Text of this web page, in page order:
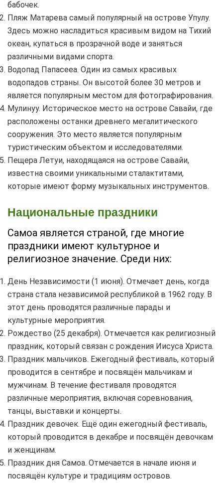
бабочек.
Пляж Матарева самый популярный на острове Упулу.
Здесь можно насладиться красивым видом на Тихий
океан, купаться в прозрачной воде и заняться
различными видами спорта.
Водопад Папасееа. Один из самых красивых
водопадов страны. Он высотой более 30 метров и
является популярным местом для фотографирования.
Мулинуу. Историческое место на острове Савайи, где
расположены останки древнего мегалитического
сооружения. Это место является популярным
туристическим объектом и исследователями.
Пещера Летуи, находящаяся на острове Савайи,
известна своими уникальными сталактитами,
которые имеют форму музыкальных инструментов.
Национальные праздники
Самоа является страной, где многие
праздники имеют культурное и
религиозное значение. Среди них:
День Независимости (1 июня). Отмечает день, когда
страна стала независимой республикой в 1962 году. В
этот день проводятся различные парады и
культурные мероприятия.
Рождество (25 декабря). Отмечается как религиозный
праздник, который связан с рождения Иисуса Христа.
Праздник мальчиков. Ежегодный фестиваль, который
проводится в сентябре и посвящён мальчикам и
мужчинам. В течение фестиваля проводятся
различные мероприятия, включая соревнования,
танцы, выставки и концерты.
Праздник девочек. Ещё один ежегодный фестиваль,
который проводится в декабре и посвящён девочкам
и женщинам.
Праздник дня Самоа. Отмечается в начале июня и
посвящён культуре и традициям островов.